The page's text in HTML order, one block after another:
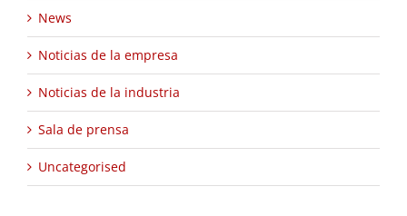
News
Noticias de la empresa
Noticias de la industria
Sala de prensa
Uncategorised